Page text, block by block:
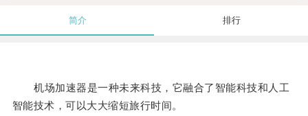
简介 排行
机场加速器是一种未来科技，它融合了智能科技和人工
智能技术，可以大大缩短旅行时间。